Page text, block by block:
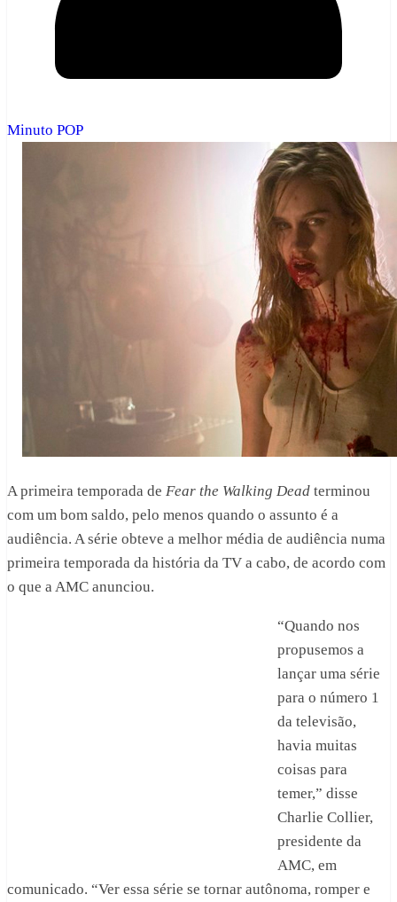
Minuto POP
A primeira temporada de Fear the Walking Dead terminou
com um bom saldo, pelo menos quando o assunto é a
audiência. A série obteve a melhor média de audiência numa
primeira temporada da história da TV a cabo, de acordo com
o que a AMC anunciou.
“Quando nos
propusemos a
lançar uma série
para o número 1
da televisão,
havia muitas
coisas para
temer,” disse
Charlie Collier,
presidente da
AMC, em
comunicado. “Ver essa série se tornar autônoma, romper e